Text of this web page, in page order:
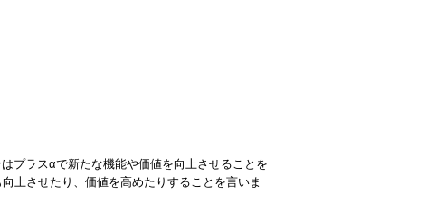
プラスαで新たな機能や価値を向上させることを
上させたり、価値を高めたりすることを言いま